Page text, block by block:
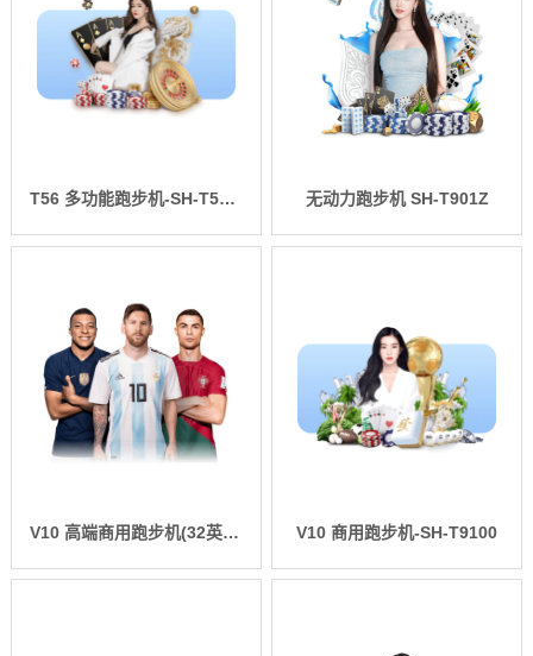
T56 多功能跑步机-SH-T5600-T2 无动力跑步机 SH-T901Z
V10 高端商用跑步机(32英寸)-SH-T9100T V10 商用跑步机-SH-T9100